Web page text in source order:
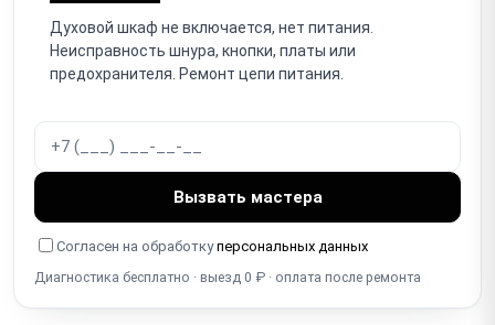
Перегрев / аварийное отключение (термозащита)
Не работает таймер / автоотключение / программы
дверца (петли)
Разбито / треснуло стекло дверцы (внутреннее/
наружное)
Износ / повреждение уплотнителя дверцы
(тепловые потери)
Духовой шкаф не включается, нет питания.
Неисправность шнура, кнопки, платы или
предохранителя. Ремонт цепи питания.
Вызвать мастера
Согласен на обработкуперсональных данных
Диагностика бесплатно · выезд 0 ₽ · оплата после ремонта